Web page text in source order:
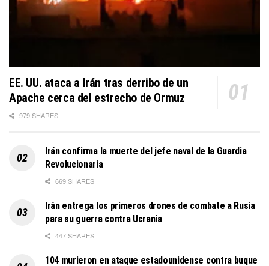
EE. UU. ataca a Irán tras derribo de un
Apache cerca del estrecho de Ormuz
979 SHARES
Irán confirma la muerte del jefe naval de la Guardia
Revolucionaria
669 SHARES
Irán entrega los primeros drones de combate a Rusia
para su guerra contra Ucrania
447 SHARES
104 murieron en ataque estadounidense contra buque